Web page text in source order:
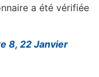
a été vérifiée
8, 22 Janvier